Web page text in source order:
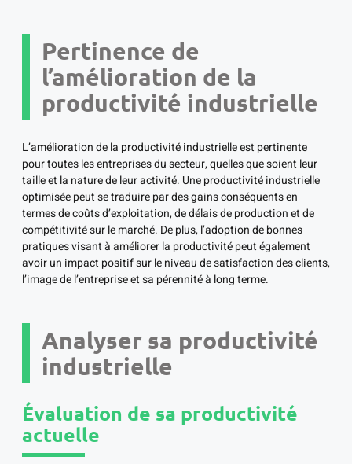
Pertinence de
l’amélioration de la
productivité industrielle
L’amélioration de la productivité industrielle est pertinente
pour toutes les entreprises du secteur, quelles que soient leur
taille et la nature de leur activité. Une productivité industrielle
optimisée peut se traduire par des gains conséquents en
termes de coûts d’exploitation, de délais de production et de
compétitivité sur le marché. De plus, l’adoption de bonnes
pratiques visant à améliorer la productivité peut également
avoir un impact positif sur le niveau de satisfaction des clients,
l’image de l’entreprise et sa pérennité à long terme.
Analyser sa productivité
industrielle
Évaluation de sa productivité
actuelle